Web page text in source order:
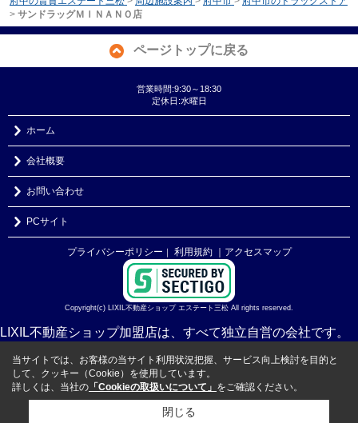
> サンドラッグＭＩＮＡＮＯ店
ページトップに戻る
営業時間:9:30～18:30
定休日:水曜日
ホーム
会社概要
お問い合わせ
PCサイト
プライバシーポリシー ｜ 利用規約 ｜アクセスマップ
Copyright(c) LIXIL不動産ショップ エステート三松 All rights reserved.
LIXIL不動産ショップ加盟店は、すべて独立自営の会社です。
当サイトでは、お客様の当サイト利用状況把握、サービス向上検討を目的と
して、クッキー（Cookie）を使用しています。
詳しくは、当社の 「Cookieの取扱いについて」 をご確認ください。
閉じる